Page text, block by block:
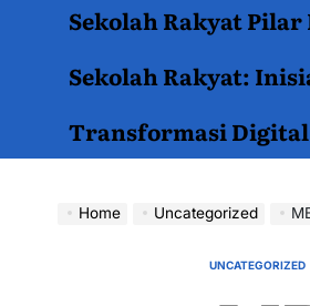
Sekolah Rakyat
Sekolah Rakyat:
Transformasi
Home Uncategorized
POSTED
UNCATEGORIZED